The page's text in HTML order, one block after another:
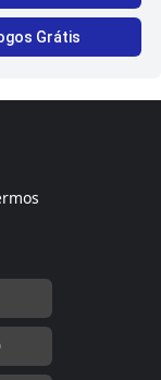
Grátis